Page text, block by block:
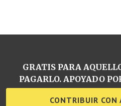
GRATIS PARA
PAGARLO. APOYADO
CONTRIBUIR